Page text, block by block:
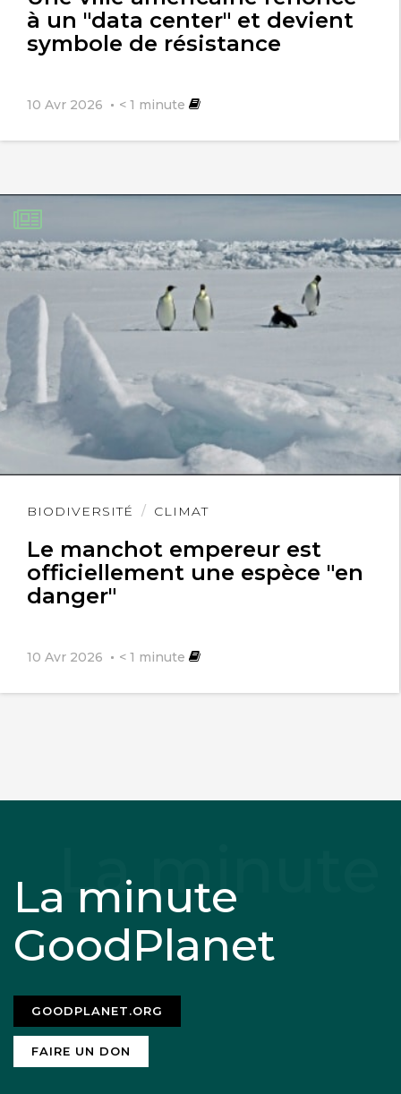
à un "data center" et devient
symbole de résistance
10 Avr 2026 < 1 minute
BIODIVERSITÉ CLIMAT
Le manchot empereur est
officiellement une espèce "en
danger"
10 Avr 2026 < 1 minute
Lire
La minute
GoodPlanet
GOODPLANET.ORG
FAIRE UN DON